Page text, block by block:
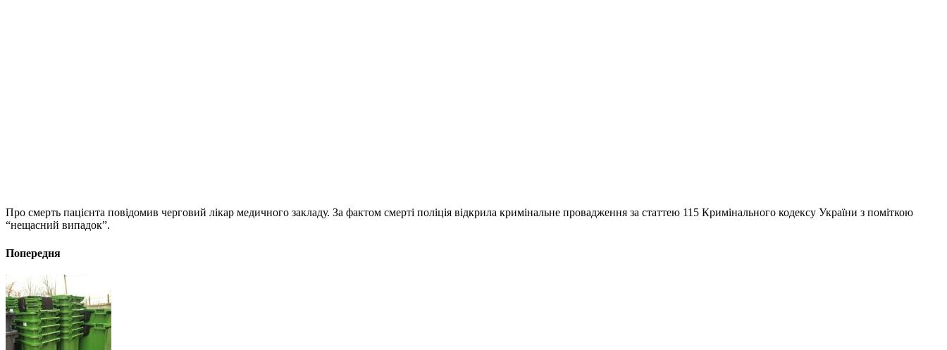
Про смерть пацієнта повідомив черговий лікар медичного закладу. За фактом смерті поліція відкрила кримінальне провадження за статтею 115 Кримінального кодексу України з поміткою
“нещасний випадок”.
Попередня